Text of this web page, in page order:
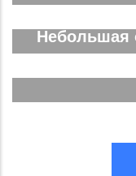
Небольшая
Южные